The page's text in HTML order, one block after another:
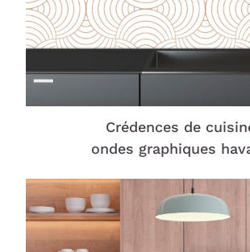
Crédences de
ondes graphiques